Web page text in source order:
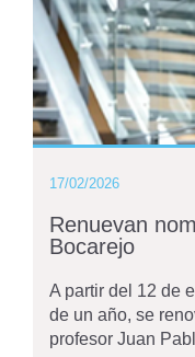
17/02/2026
Renuevan
Bocarejo
A partir del 12 de
de un año, se
profesor Juan